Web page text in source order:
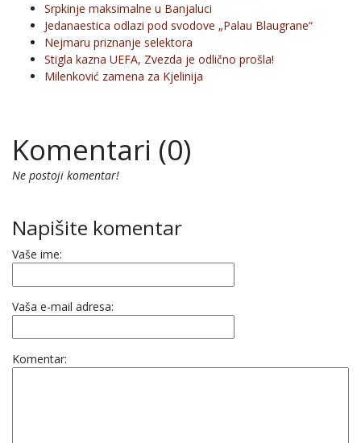
Srpkinje maksimalne u Banjaluci
Jedanaestica odlazi pod svodove „Palau Blaugrane“
Nejmaru priznanje selektora
Stigla kazna UEFA, Zvezda je odlično prošla!
Milenković zamena za Kjelinija
Komentari (0)
Ne postoji komentar!
Napišite komentar
Vaše ime:
Vaša e-mail adresa:
Komentar: